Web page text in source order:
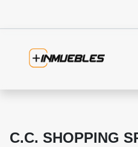
C.C. SHOPPING